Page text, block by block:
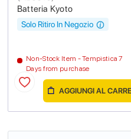
Batteria Kyoto
Non-Stock Item - Tempistica 7
Days from purchase
Solo Ritiro In Negozio
AGGIUNGI AL